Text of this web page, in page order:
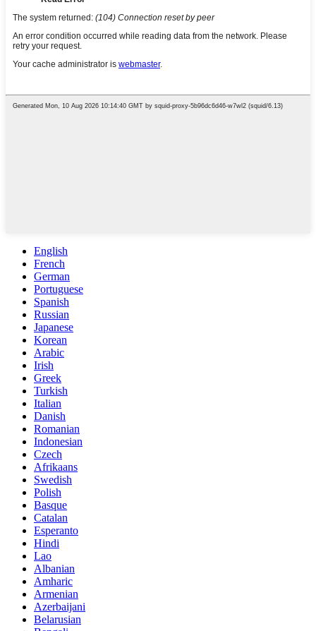
English
French
German
Portuguese
Spanish
Russian
Japanese
Korean
Arabic
Irish
Greek
Turkish
Italian
Danish
Romanian
Indonesian
Czech
Afrikaans
Swedish
Polish
Basque
Catalan
Esperanto
Hindi
Lao
Albanian
Amharic
Armenian
Azerbaijani
Belarusian